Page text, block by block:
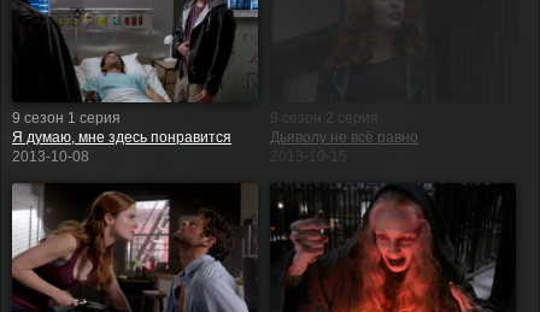
9 сезон 1 серия
Я думаю, мне здесь понравится
2013-10-08
9 сезон 2 серия
Дьяволу не всё равно